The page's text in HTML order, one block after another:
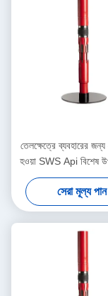
তেলক্ষেত্রে ব্যবহারের জন্য
হওয়া SWS Api বিশেষ
BTC13 3/8"*7 5/8"
হ্যাঙ্গার মেকানিক্যাল-সেট
আছে
সেরা মূল্য পান